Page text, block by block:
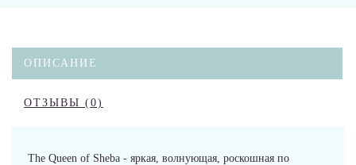
ОПИСАНИЕ
ОТЗЫВЫ (0)
The Queen of Sheba - яркая, волнующая, роскошная по